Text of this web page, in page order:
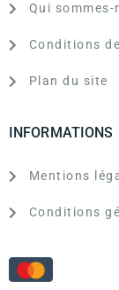
Qui sommes-
Conditions
Plan du site
INFORMATIONS
Mentions
Conditions